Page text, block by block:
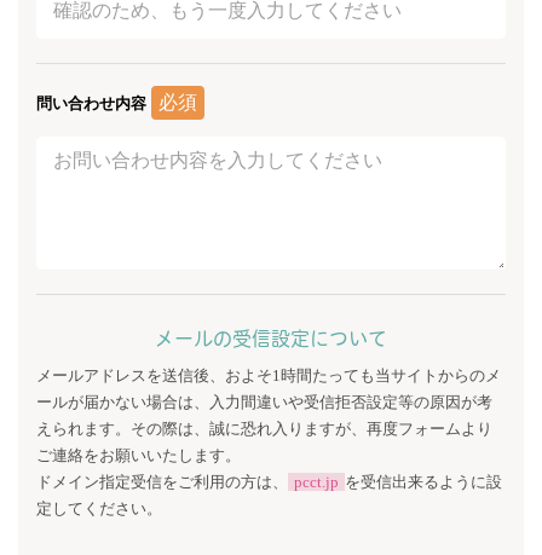
問い合わせ内容 必須
メールの受信設定について
メールアドレスを送信後、およそ1時間たっても当サイトからのメ
ールが届かない場合は、入力間違いや受信拒否設定等の原因が考
えられます。その際は、誠に恐れ入りますが、再度フォームより
ご連絡をお願いいたします。
ドメイン指定受信をご利用の方は、
pcct.jp を受信出来るように設
定してください。